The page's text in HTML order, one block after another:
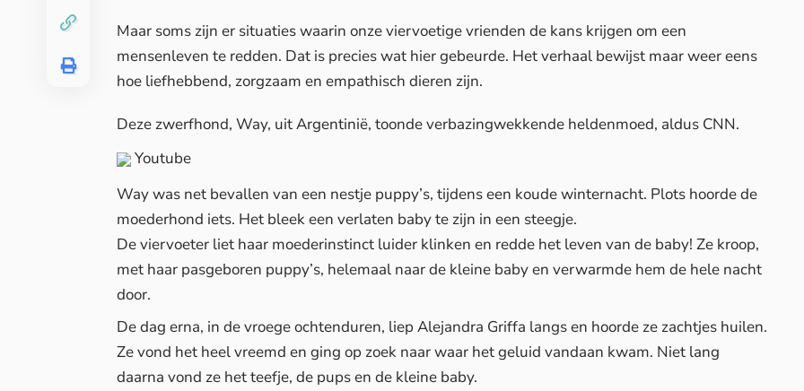
Maar soms zijn er situaties waarin onze viervoetige vrienden de kans krijgen om een ​​
mensenleven te redden. Dat is precies wat hier gebeurde. Het verhaal bewijst maar weer eens
hoe liefhebbend, zorgzaam en empathisch dieren zijn.
Deze zwerfhond, Way, uit Argentinië, toonde verbazingwekkende heldenmoed, aldus CNN.
Youtube
Way was net bevallen van een nestje puppy’s, tijdens een koude winternacht. Plots hoorde de
moederhond iets. Het bleek een verlaten baby te zijn in een steegje.
De viervoeter liet haar moederinstinct luider klinken en redde het leven van de baby! Ze kroop,
met haar pasgeboren puppy’s, helemaal naar de kleine baby en verwarmde hem de hele nacht
door.
De dag erna, in de vroege ochtenduren, liep Alejandra Griffa langs en hoorde ze zachtjes huilen.
Ze vond het heel vreemd en ging op zoek naar waar het geluid vandaan kwam. Niet lang
daarna vond ze het teefje, de pups en de kleine baby.